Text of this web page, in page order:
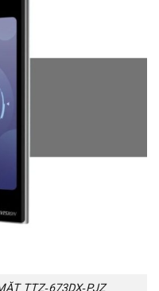
TTZ‑673DX‑PJZ